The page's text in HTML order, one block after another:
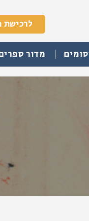
לרכישת
מדור